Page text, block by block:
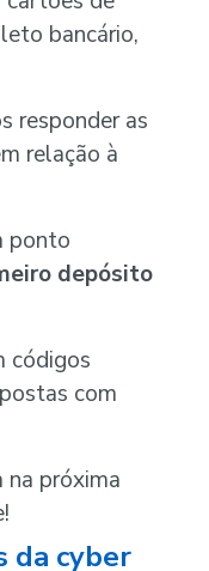
bancário,
responder as
relação à
ponto
depósito
códigos
com
na próxima
da cyber